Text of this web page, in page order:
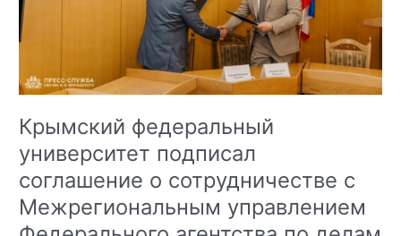
и
г.
Крымский федеральный
университет подписал
соглашение о сотрудничестве с
Межрегиональным управлением